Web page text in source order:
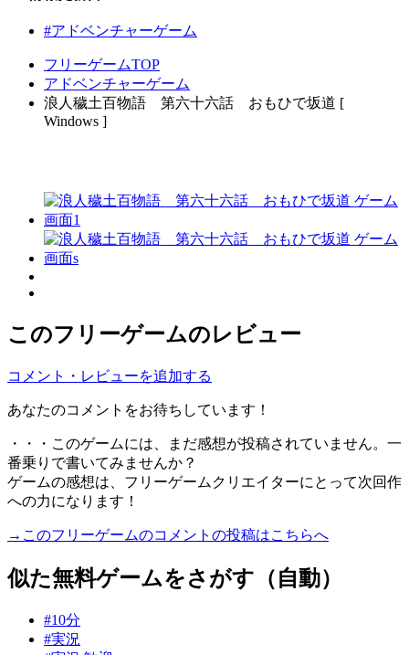
#アドベンチャーゲーム
フリーゲームTOP
アドベンチャーゲーム
浪人穢土百物語 第六十六話 おもひで坂道 [
Windows ]
このフリーゲームのレビュー
コメント・レビューを追加する
あなたのコメントをお待ちしています！
・・・このゲームには、まだ感想が投稿されていません。一
番乗りで書いてみませんか？
ゲームの感想は、フリーゲームクリエイターにとって次回作
への力になります！
→このフリーゲームのコメントの投稿はこちらへ
似た無料ゲームをさがす（自動）
#10分
#実況